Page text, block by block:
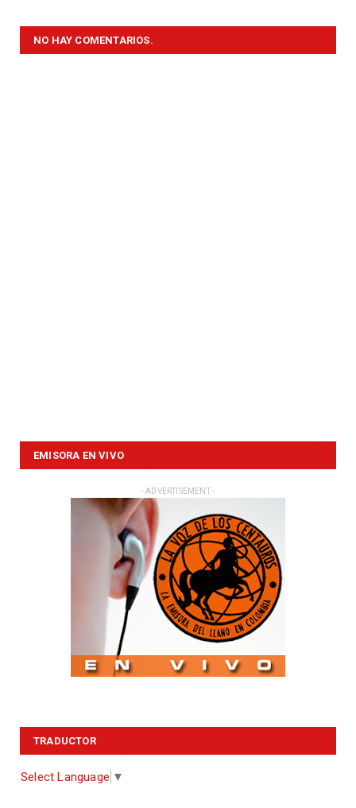
NO HAY COMENTARIOS.
EMISORA EN VIVO
- ADVERTISEMENT -
TRADUCTOR
Select Language ▼